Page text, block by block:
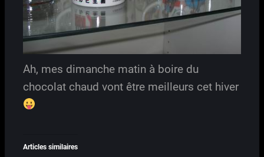
Ah, mes dimanche matin à boire du
chocolat chaud vont être meilleurs cet hiver
Articles similaires